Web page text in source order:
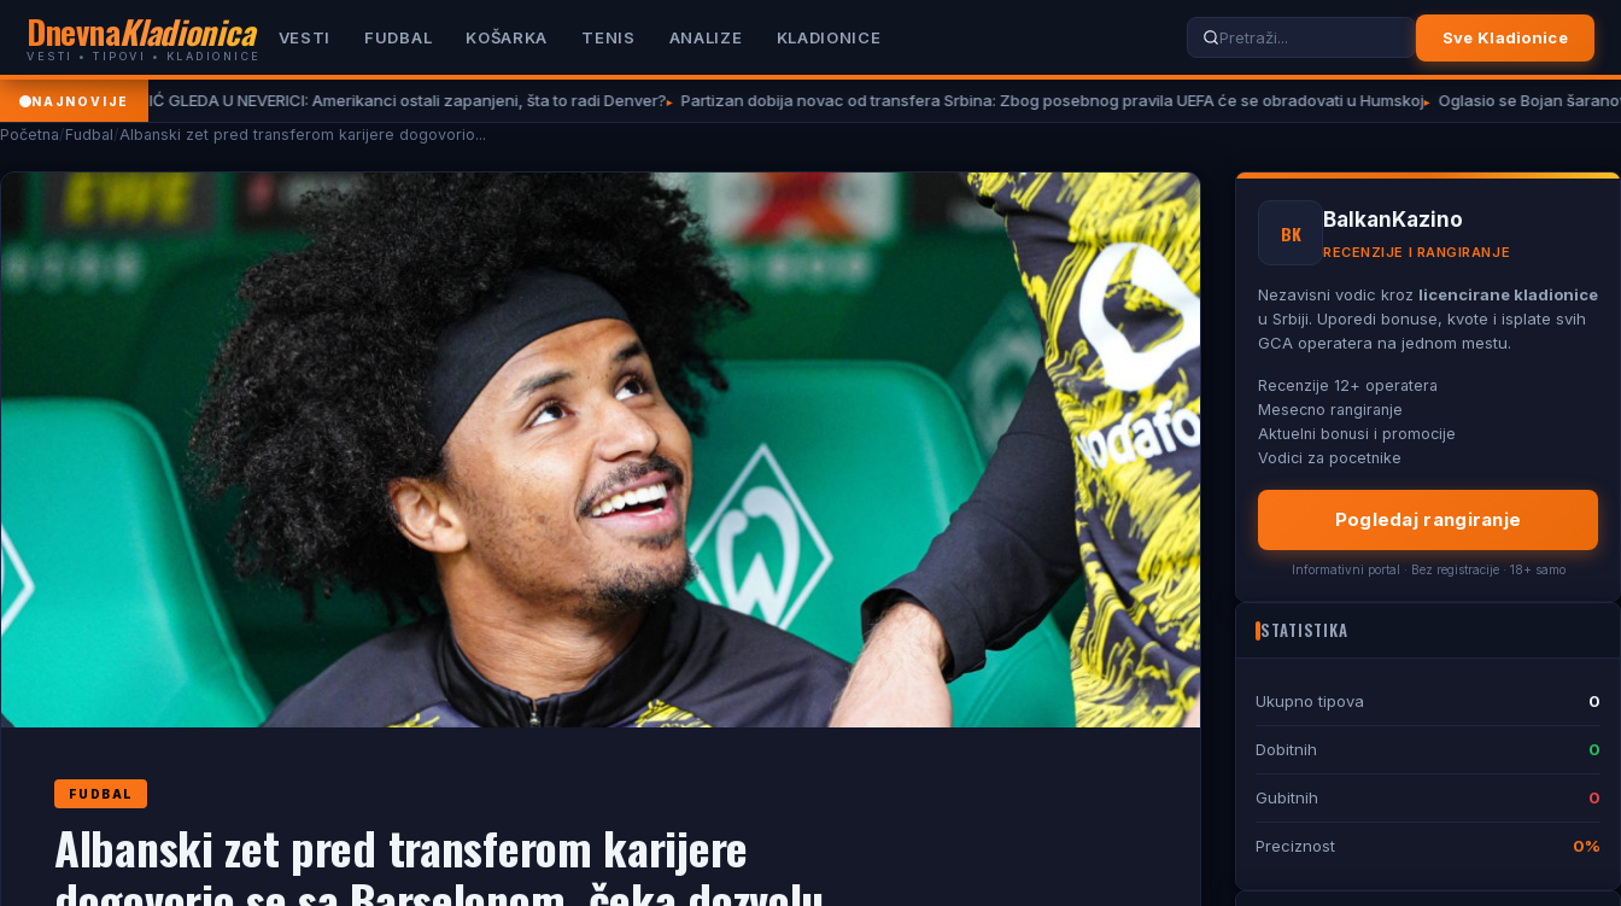
DnevnaKladionica
VESTI • TIPOVI • KLADIONICE
VESTI FUDBAL KOŠARKA TENIS ANALIZE KLADIONICE Sve Kladionice
NAJNOVIJE
JOKIĆ GLEDA U NEVERICI: Amerikanci ostali zapanjeni, šta to radi Denver? Partizan dobija novac od transfera Srbina: Zbog posebnog pravila UEFA će se obradovati u Humskoj Oglasio se Bojan šaranov zbog
Početna/Fudbal/Albanski zet pred transferom karijere dogovorio...
FUDBAL
Albanski zet pred transferom karijere
BK
BalkanKazino
RECENZIJE I RANGIRANJE
Nezavisni vodic kroz licencirane kladionice
u Srbiji. Uporedi bonuse, kvote i isplate svih
GCA operatera na jednom mestu.
Recenzije 12+ operatera
Mesecno rangiranje
Aktuelni bonusi i promocije
Vodici za pocetnike
Pogledaj rangiranje
Informativni portal · Bez registracije · 18+ samo
STATISTIKA
Ukupno tipova 0
Dobitnih 0
Gubitnih 0
Preciznost 0%